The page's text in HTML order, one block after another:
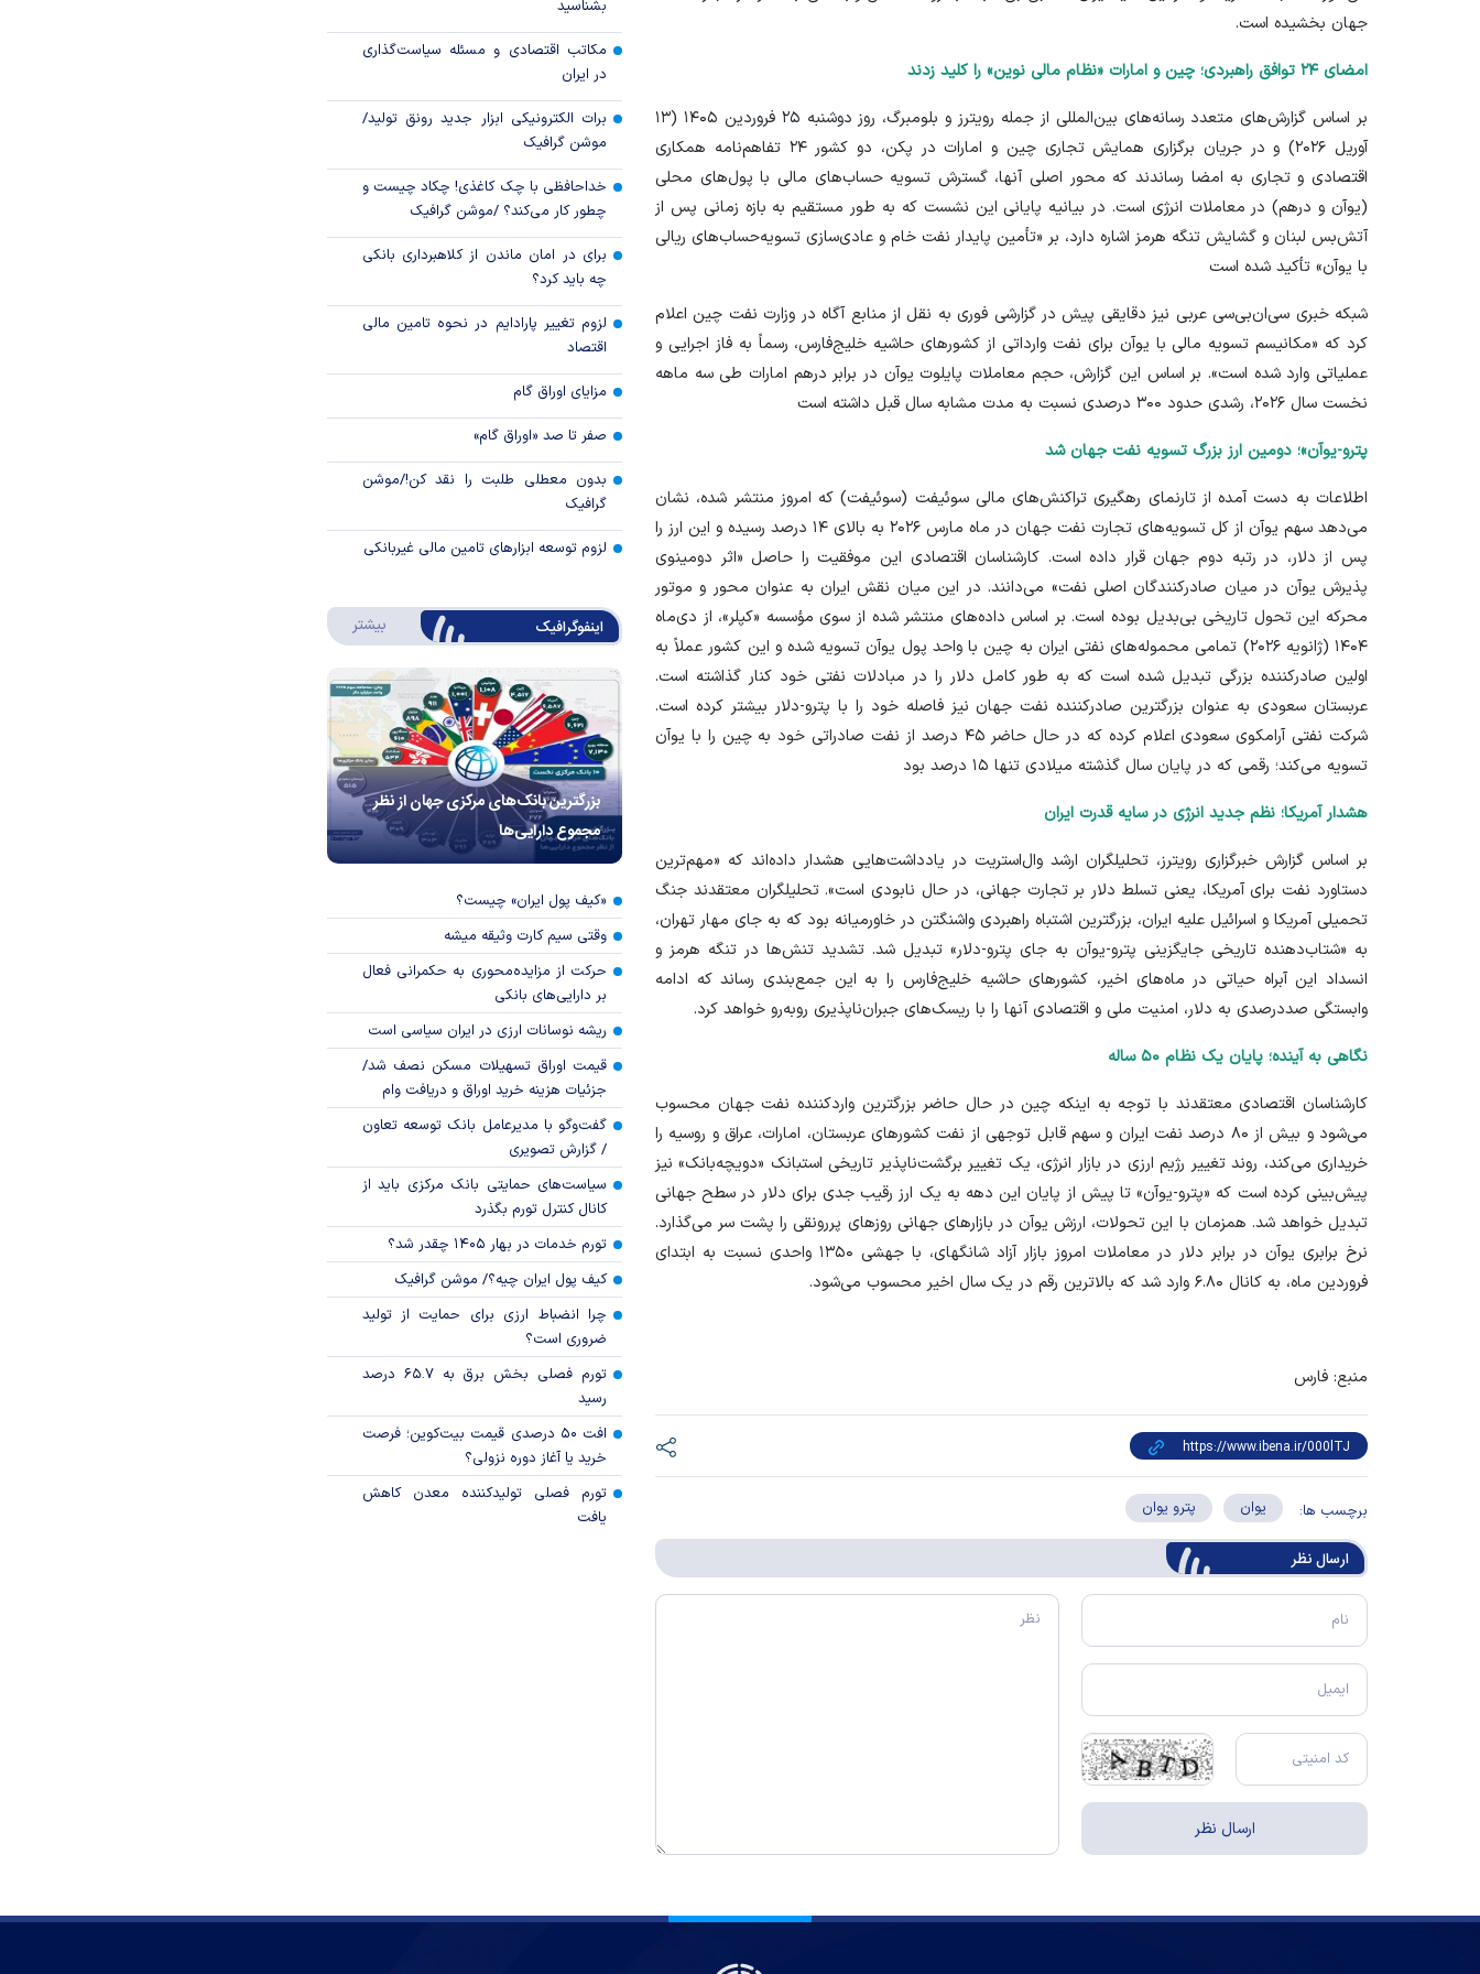
جهان بخشیده است.
امضای ۲۴ توافق راهبردی؛ چین و امارات «نظام مالی نوین» را کلید زدند
بر اساس گزارش‌های متعدد رسانه‌های بین‌المللی از جمله رویترز و بلومبرگ، روز دوشنبه ۲۵ فروردین ۱۴۰۵ (۱۳
آوریل ۲۰۲۶) و در جریان برگزاری همایش تجاری چین و امارات در پکن، دو کشور ۲۴ تفاهم‌نامه همکاری
اقتصادی و تجاری به امضا رساندند که محور اصلی آنها، گسترش تسویه حساب‌های مالی با پول‌های محلی
(یوآن و درهم) در معاملات انرژی است. در بیانیه پایانی این نشست که به طور مستقیم به بازه زمانی پس از
آتش‌بس لبنان و گشایش تنگه هرمز اشاره دارد، بر «تأمین پایدار نفت خام و عادی‌سازی تسویه‌حساب‌های ریالی
با یوآن» تأکید شده است
شبکه خبری سی‌ان‌بی‌سی عربی نیز دقایقی پیش در گزارشی فوری به نقل از منابع آگاه در وزارت نفت چین اعلام
کرد که «مکانیسم تسویه مالی با یوآن برای نفت وارداتی از کشور‌های حاشیه خلیج‌فارس، رسماً به فاز اجرایی و
عملیاتی وارد شده است». بر اساس این گزارش، حجم معاملات پایلوت یوآن در برابر درهم امارات طی سه ماهه
نخست سال ۲۰۲۶، رشدی حدود ۳۰۰ درصدی نسبت به مدت مشابه سال قبل داشته است
پترو-یوآن»؛ دومین ارز بزرگ تسویه نفت جهان شد
اطلاعات به دست آمده از تارنمای رهگیری تراکنش‌های مالی سوئیفت (سوئیفت) که امروز منتشر شده، نشان
می‌دهد سهم یوآن از کل تسویه‌های تجارت نفت جهان در ماه مارس ۲۰۲۶ به بالای ۱۴ درصد رسیده و این ارز را
پس از دلار، در رتبه دوم جهان قرار داده است. کارشناسان اقتصادی این موفقیت را حاصل «اثر دومینوی
پذیرش یوآن در میان صادرکنندگان اصلی نفت» می‌دانند. در این میان نقش ایران به عنوان محور و موتور
محرکه این تحول تاریخی بی‌بدیل بوده است. بر اساس داده‌های منتشر شده از سوی مؤسسه «کپلر»، از دی‌ماه
۱۴۰۴ (ژانویه ۲۰۲۶) تمامی محموله‌های نفتی ایران به چین با واحد پول یوآن تسویه شده و این کشور عملاً به
اولین صادرکننده بزرگی تبدیل شده است که به طور کامل دلار را در مبادلات نفتی خود کنار گذاشته است.
عربستان سعودی به عنوان بزرگترین صادرکننده نفت جهان نیز فاصله خود را با پترو-دلار بیشتر کرده است.
شرکت نفتی آرامکوی سعودی اعلام کرده که در حال حاضر ۴۵ درصد از نفت صادراتی خود به چین را با یوآن
تسویه می‌کند؛ رقمی که در پایان سال گذشته میلادی تنها ۱۵ درصد بود
هشدار آمریکا؛ نظم جدید انرژی در سایه قدرت ایران
بر اساس گزارش خبرگزاری رویترز، تحلیلگران ارشد وال‌استریت در یادداشت‌هایی هشدار داده‌اند که «مهم‌ترین
دستاورد نفت برای آمریکا، یعنی تسلط دلار بر تجارت جهانی، در حال نابودی است». تحلیلگران معتقدند جنگ
تحمیلی آمریکا و اسرائیل علیه ایران، بزرگترین اشتباه راهبردی واشنگتن در خاورمیانه بود که به جای مهار تهران،
به «شتاب‌دهنده تاریخی جایگزینی پترو-یوآن به جای پترو-دلار» تبدیل شد. تشدید تنش‌ها در تنگه هرمز و
انسداد این آبراه حیاتی در ماه‌های اخیر، کشور‌های حاشیه خلیج‌فارس را به این جمع‌بندی رساند که ادامه
وابستگی صددرصدی به دلار، امنیت ملی و اقتصادی آنها را با ریسک‌های جبران‌ناپذیری روبه‌رو خواهد کرد.
نگاهی به آینده؛ پایان یک نظام ۵۰ ساله
کارشناسان اقتصادی معتقدند با توجه به اینکه چین در حال حاضر بزرگترین واردکننده نفت جهان محسوب
می‌شود و بیش از ۸۰ درصد نفت ایران و سهم قابل توجهی از نفت کشور‌های عربستان، امارات، عراق و روسیه را
خریداری می‌کند، روند تغییر رژیم ارزی در بازار انرژی، یک تغییر برگشت‌ناپذیر تاریخی استبانک «دویچه‌بانک» نیز
پیش‌بینی کرده است که «پترو-یوآن» تا پیش از پایان این دهه به یک ارز رقیب جدی برای دلار در سطح جهانی
تبدیل خواهد شد. همزمان با این تحولات، ارزش یوآن در بازار‌های جهانی روز‌های پررونقی را پشت سر می‌گذارد.
نرخ برابری یوآن در برابر دلار در معاملات امروز بازار آزاد شانگهای، با جهشی ۱۳۵۰ واحدی نسبت به ابتدای
فروردین ماه، به کانال ۶.۸۰ وارد شد که بالاترین رقم در یک سال اخیر محسوب می‌شود.
منبع: فارس
برچسب ها: یوان پترو یوان
ارسال‌ نظر
قیمت دلار و یورو مرکز مبادله ایران؛
امروز پنجشنبه ۱۵ مرداد ۱۴۰۵
سقوط ارزهای صادراتی در سیاهچاله
کارت‌های بازرگانی
بشناسید
مکاتب اقتصادی و مسئله سیاست‌گذاری
در ایران
برات الکترونیکی ابزار جدید رونق تولید/
موشن گرافیک
خداحافظی با چک کاغذی! چکاد چیست و
چطور کار می‌کند؟ /موشن گرافیک
برای در امان ماندن از کلاهبرداری بانکی
چه باید کرد؟
لزوم تغییر پارادایم در نحوه تامین مالی
اقتصاد
مزایای اوراق گام
صفر تا صد «اوراق گام»
بدون معطلی طلبت را نقد کن!/موشن
گرافیک
لزوم توسعه ابزارهای تامین مالی غیربانکی
اینفوگرافیک بیشتر درباره اینفوگرافیک
بزرگترین بانک‌های مرکزی جهان از نظر
مجموع دارایی‌ها
«کیف پول ایران» چیست؟
وقتی سیم کارت وثیقه میشه
حرکت از مزایده‌محوری به حکمرانی فعال
بر دارایی‌های بانکی
ریشه نوسانات ارزی در ایران سیاسی است
قیمت اوراق تسهیلات مسکن نصف شد/
جزئیات هزینه خرید اوراق و دریافت وام
گفت‌وگو با مدیرعامل بانک توسعه تعاون
/ گزارش تصویری
سیاست‌های حمایتی بانک مرکزی باید از
کانال کنترل تورم بگذرد
تورم خدمات در بهار ۱۴۰۵ چقدر شد؟
کیف پول ایران چیه؟/ موشن گرافیک
چرا انضباط ارزی برای حمایت از تولید
ضروری است؟
تورم فصلی بخش برق به ۶۵.۷ درصد
رسید
افت ۵۰ درصدی قیمت بیت‌کوین؛ فرصت
خرید یا آغاز دوره نزولی؟
تورم فصلی تولیدکننده معدن کاهش
یافت